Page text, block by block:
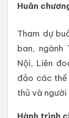
Huân
Tham dự
ban, ngành
Nội, Liên
đảo các thế
thủ và người